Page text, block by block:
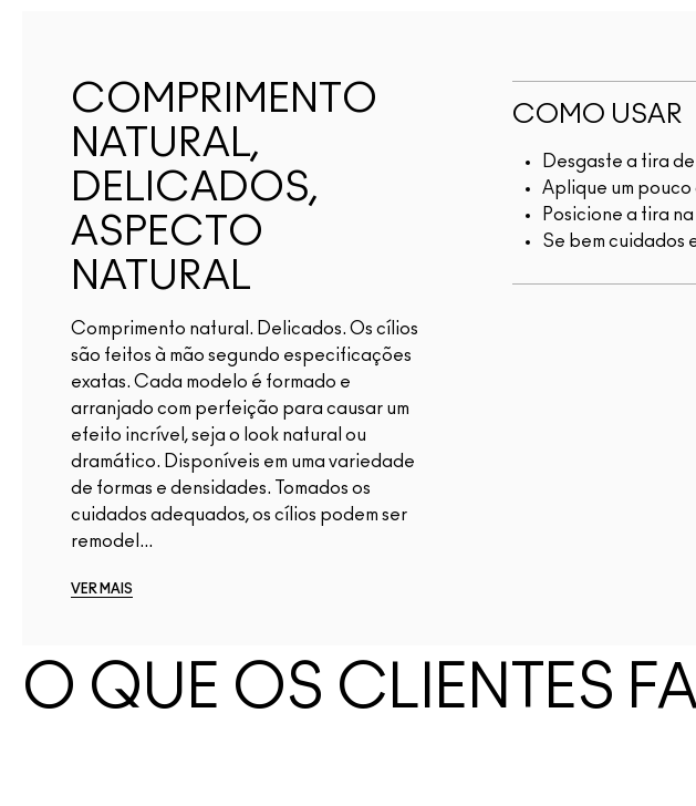
COMPRIMENTO
NATURAL,
DELICADOS,
ASPECTO
NATURAL
Comprimento natural. Delicados. Os cílios
são feitos à mão segundo especificações
exatas. Cada modelo é formado e
arranjado com perfeição para causar um
efeito incrível, seja o look natural ou
dramático. Disponíveis em uma variedade
de formas e densidades. Tomados os
cuidados adequados, os cílios podem ser
remodel...
VER MAIS
COMO USAR
Desgaste a tira
Aplique um
Posicione a tira
Se bem cuidados
O QUE OS CLIENTES